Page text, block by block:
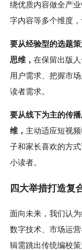
绕优质内容做全产
字内容等多个维度
要从经验型的选题
思维， 在保留出版
用户需求、把握市
读者需求。
要从线下为主的传
维， 主动适应短视
子和家长喜欢的方
小读者。
四大举措打造复
面向未来，我们认
数字技术、市场运
辑需跳出传统编校